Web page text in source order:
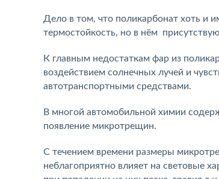
Дело в том, что поликарбонат хоть и
термостойкость, но в нём
К главным недостаткам фар из
воздействием солнечных лучей и
автотранспортными средствами.
В многой автомобильной химии
появление микротрещин.
C течением времени размеры
неблагоприятно влияет на световые